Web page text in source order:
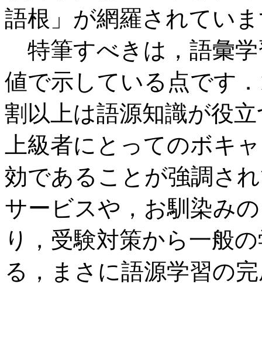
語根」が網羅されてい
特筆すべきは，語彙
値で示している点です
割以上は語源知識が役
上級者にとってのボキ
効であることが強調さ
サービスや，お馴染み
り，受験対策から一般
る，まさに語源学習の